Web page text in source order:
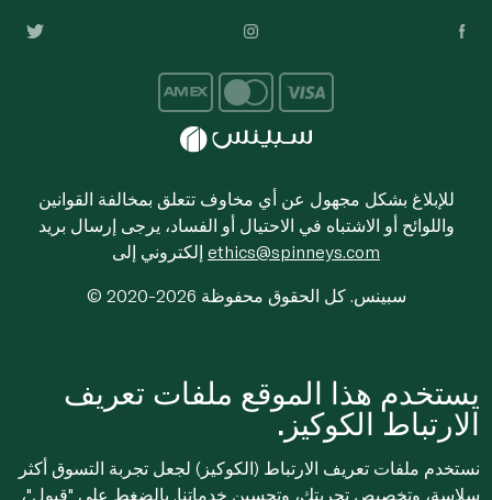
للإبلاغ بشكل مجهول عن أي مخاوف تتعلق بمخالفة القوانين
واللوائح أو الاشتباه في الاحتيال أو الفساد، يرجى إرسال بريد
ethics@spinneys.com
© 2020-2026 سبينس. كل الحقوق محفوظة
يستخدم هذا الموقع ملفات تعريف
الارتباط الكوكيز.
نستخدم ملفات تعريف الارتباط (الكوكيز) لجعل تجربة التسوق أكثر
سلاسة، وتخصيص تجربتك، وتحسين خدماتنا. بالضغط على "قبول"،